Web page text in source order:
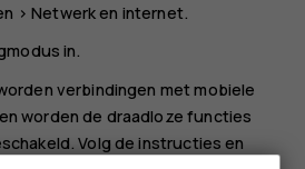
>Netwerk en internet.
in.
verbindingen met mobiele
worden de draadloze functies
Volg de instructies en